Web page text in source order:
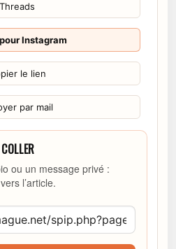
Threads
Instagram
le lien
par mail
ou un message privé :
l’article.